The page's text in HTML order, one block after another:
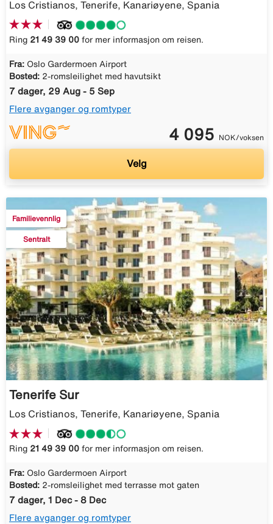
Los Cristianos, Tenerife, Kanariøyene, Spania
Ring 21 49 39 00 for mer informasjon om reisen.
Fra: Oslo Gardermoen Airport
Bosted: 2-romsleilighet med havutsikt
7 dager, 29 Aug - 5 Sep
Flere avganger og romtyper
4 095 NOK/voksen
Velg
Familievennlig
Sentralt
Tenerife Sur
Los Cristianos, Tenerife, Kanariøyene, Spania
Ring 21 49 39 00 for mer informasjon om reisen.
Fra: Oslo Gardermoen Airport
Bosted: 2-romsleilighet med terrasse mot gaten
7 dager, 1 Dec - 8 Dec
Flere avganger og romtyper